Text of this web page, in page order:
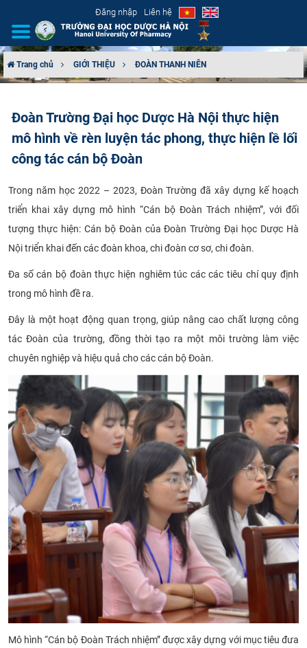
Đăng nhập Liên hệ
CƠ CẤU TỔ CHỨC
TUYỂN SINH
ĐÀO TẠO
ĐẢM BẢO CHẤT LƯỢNG
KHOA HỌC CÔNG NGHỆ
HTQT
CỰU NGƯỜI HỌC
Trang chủ GIỚI THIỆU ĐOÀN THANH NIÊN
Đoàn Trường Đại học Dược Hà Nội thực hiện
mô hình về rèn luyện tác phong, thực hiện lề lối
công tác cán bộ Đoàn
Trong năm học 2022 – 2023, Đoàn Trường đã xây dựng kế hoạch
triển khai xây dựng mô hình “Cán bộ Đoàn Trách nhiệm”, với đối
tượng thực hiện: Cán bộ Đoàn của Đoàn Trường Đại học Dược Hà
Nội triển khai đến các đoàn khoa, chi đoàn cơ sơ, chi đoàn.
Đa số cán bộ đoàn thực hiện nghiêm túc các các tiêu chí quy định
trong mô hình đề ra.
Đây là một hoạt động quan trọng, giúp nâng cao chất lượng công
tác Đoàn của trường, đồng thời tạo ra một môi trường làm việc
chuyên nghiệp và hiệu quả cho các cán bộ Đoàn.
Mô hình “Cán bộ Đoàn Trách nhiệm” được xây dựng với mục tiêu đưa